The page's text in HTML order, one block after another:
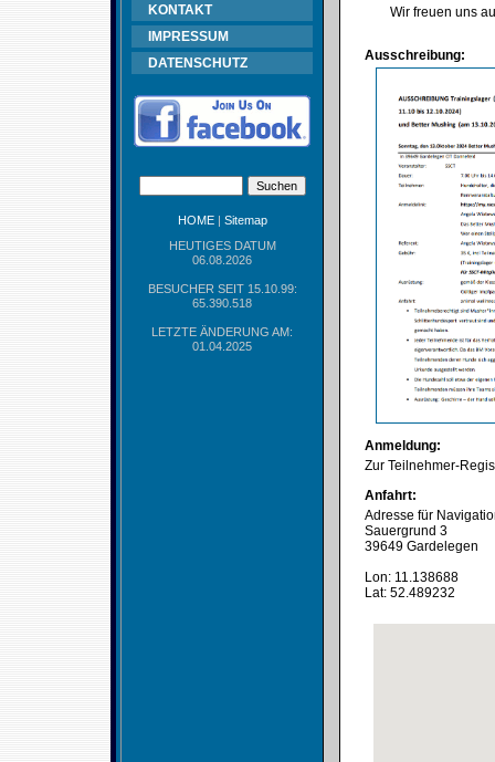
KONTAKT
IMPRESSUM
DATENSCHUTZ
HOME| Sitemap
HEUTIGES DATUM
06.08.2026
BESUCHER SEIT 15.10.99:
65.390.518
LETZTE ÄNDERUNG AM:
01.04.2025
Wir freuen uns
Ausschreibung:
Anmeldung:
Zur Teilnehmer-
Anfahrt:
Adresse für
Sauergrund 3
39649 Gardelegen
Lon: 11.138688
Lat: 52.489232